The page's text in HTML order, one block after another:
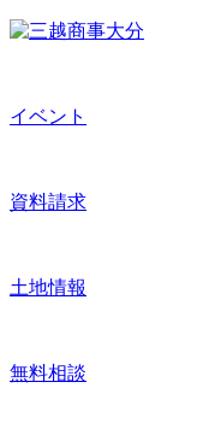
イベント
資料請求
土地情報
無料相談